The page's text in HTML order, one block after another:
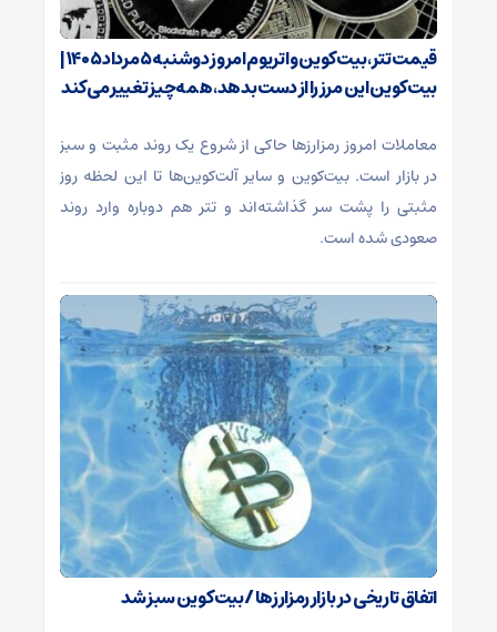
قیمت تتر، بیت‌کوین و اتریوم امروز دوشنبه ۵ مرداد ۱۴۰۵ |
بیت‌کوین این مرز را از دست بدهد، همه‌چیز تغییر می‌کند
معاملات امروز رمزارز‌ها حاکی از شروع یک روند مثبت و سبز
در بازار است. بیت‌کوین و سایر آلت‌کوین‌ها تا این لحظه روز
مثبتی را پشت سر گذاشته‌اند و تتر هم دوباره وارد روند
صعودی شده است.
اتفاق تاریخی در بازار رمزارزها / بیت‌کوین سبز شد